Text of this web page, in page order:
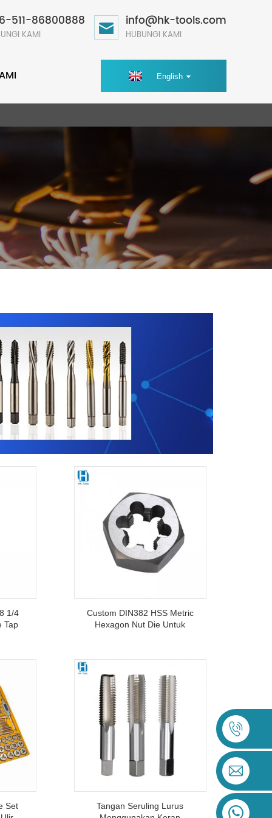
511-86800888
KAMI
info@hk-tools.com
HUBUNGI KAMI
English
1/4
Tap
Custom DIN382 HSS Metric
Hexagon Nut Die Untuk
Set
Tangan Seruling Lurus